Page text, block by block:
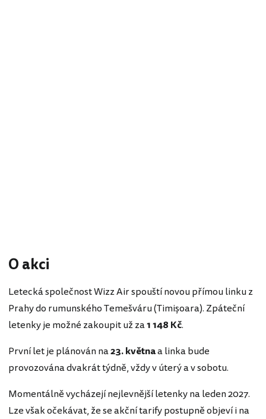
O akci
Letecká společnost Wizz Air spouští novou přímou linku z
Prahy do rumunského Temešváru (Timișoara). Zpáteční
letenky je možné zakoupit už za1 148 Kč.
První let je plánován na23. květnaa linka bude
provozována dvakrát týdně, vždy v úterý a v sobotu.
Momentálně vycházejí nejlevnější letenky na leden 2027.
Lze však očekávat, že se akční tarify postupně objeví i na